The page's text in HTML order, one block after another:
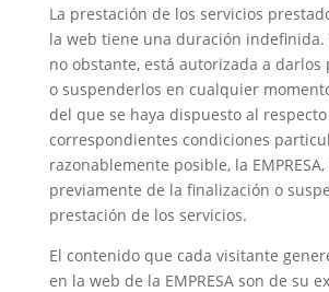
La prestación de los servicios
la web tiene una duración indefinida.
no obstante, está autorizada a darlos
o suspenderlos en cualquier
del que se haya dispuesto al
correspondientes condiciones
razonablemente posible, la
previamente de la finalización o
prestación de los servicios.
El contenido que cada visitante
en la web de la EMPRESA son de su